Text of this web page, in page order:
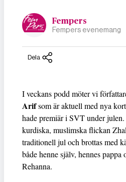
Fempers
Fempers evenemang
Dela
I veckans podd möter vi
Arifsom är aktuell med nya
hade premiär i SVT under
kurdiska, muslimska flickan
traditionell jul och brottas med
både henne själv, hennes pappa
Rehanna.